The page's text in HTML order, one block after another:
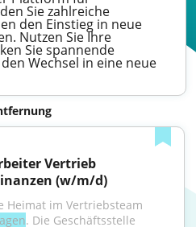
Sie zahlreiche
den Einstieg in neue
Nutzen Sie Ihre
Sie spannende
Wechsel in eine neue
Vertrieb
(w/m/d)
Heimat im Vertriebsteam
. Die Geschäftsstelle